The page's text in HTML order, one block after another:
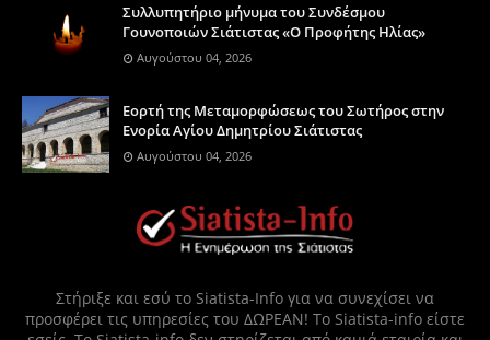
Συλλυπητήριο μήνυμα του Συνδέσμου
Γουνοποιών Σιάτιστας «Ο Προφήτης Ηλίας»
Αυγούστου 04, 2026
Eορτή της Μεταμορφώσεως του Σωτήρος στην
Ενορία Αγίου Δημητρίου Σιάτιστας
Αυγούστου 04, 2026
Στήριξε και εσύ το Siatista-Info για να συνεχίσει να
προσφέρει τις υπηρεσίες του ΔΩΡΕΑΝ! Το Siatista-info είστε